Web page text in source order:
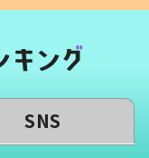
SNS